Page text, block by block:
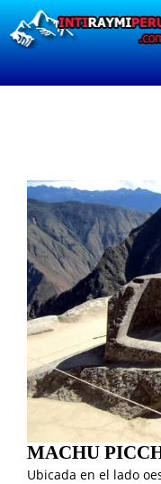
MACHU
Ubicada en el lado